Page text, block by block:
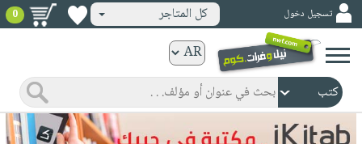
ورقية
المواضيع
صدر
كتب
تسجيل دخول كل المتاجر 0